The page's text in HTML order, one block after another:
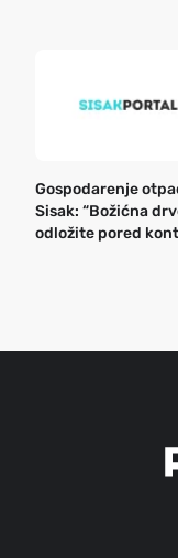
Gospodarenje
Sisak: “Božićna
odložite pored